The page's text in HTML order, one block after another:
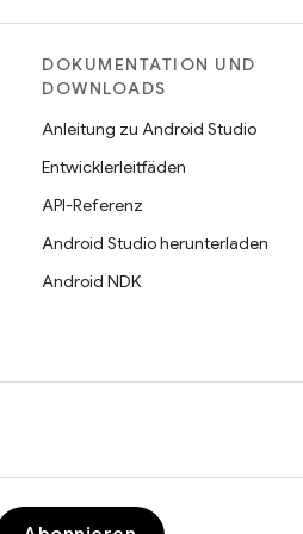
DOKUMENTATION UND
DOWNLOADS
Anleitung zu Android Studio
Entwicklerleitfäden
API-Referenz
Android Studio herunterladen
Android NDK